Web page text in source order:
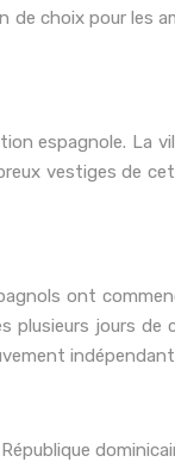
choix pour les
espagnole.
vestiges
ont
jours